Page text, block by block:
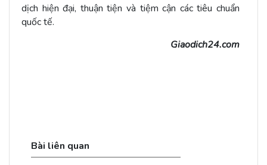
dịch hiện đại, thuận tiện và tiệm cận các tiêu chuẩn
quốc tế.
Giaodich24.com
Bài liên quan